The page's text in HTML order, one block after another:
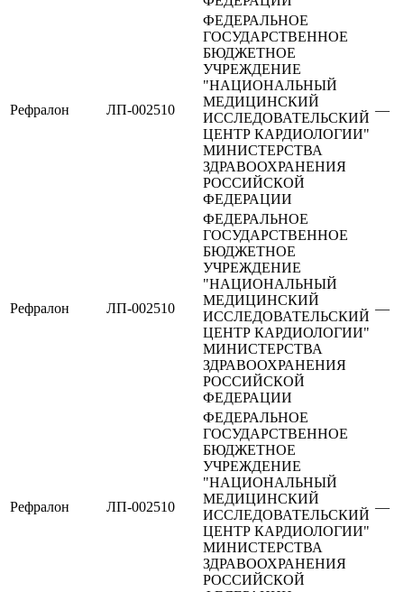
Рефралон ЛП-002510
ФЕДЕРАЛЬНОЕ
ГОСУДАРСТВЕННОЕ
БЮДЖЕТНОЕ
УЧРЕЖДЕНИЕ
"НАЦИОНАЛЬНЫЙ
МЕДИЦИНСКИЙ
ИССЛЕДОВАТЕЛЬСКИЙ
ЦЕНТР КАРДИОЛОГИИ"
МИНИСТЕРСТВА
ЗДРАВООХРАНЕНИЯ
РОССИЙСКОЙ
ФЕДЕРАЦИИ
—
Рефралон ЛП-002510
ФЕДЕРАЛЬНОЕ
ГОСУДАРСТВЕННОЕ
БЮДЖЕТНОЕ
УЧРЕЖДЕНИЕ
"НАЦИОНАЛЬНЫЙ
МЕДИЦИНСКИЙ
ИССЛЕДОВАТЕЛЬСКИЙ
ЦЕНТР КАРДИОЛОГИИ"
МИНИСТЕРСТВА
ЗДРАВООХРАНЕНИЯ
РОССИЙСКОЙ
ФЕДЕРАЦИИ
—
Рефралон ЛП-002510
ФЕДЕРАЛЬНОЕ
ГОСУДАРСТВЕННОЕ
БЮДЖЕТНОЕ
УЧРЕЖДЕНИЕ
"НАЦИОНАЛЬНЫЙ
МЕДИЦИНСКИЙ
ИССЛЕДОВАТЕЛЬСКИЙ
ЦЕНТР КАРДИОЛОГИИ"
МИНИСТЕРСТВА
ЗДРАВООХРАНЕНИЯ
РОССИЙСКОЙ
—